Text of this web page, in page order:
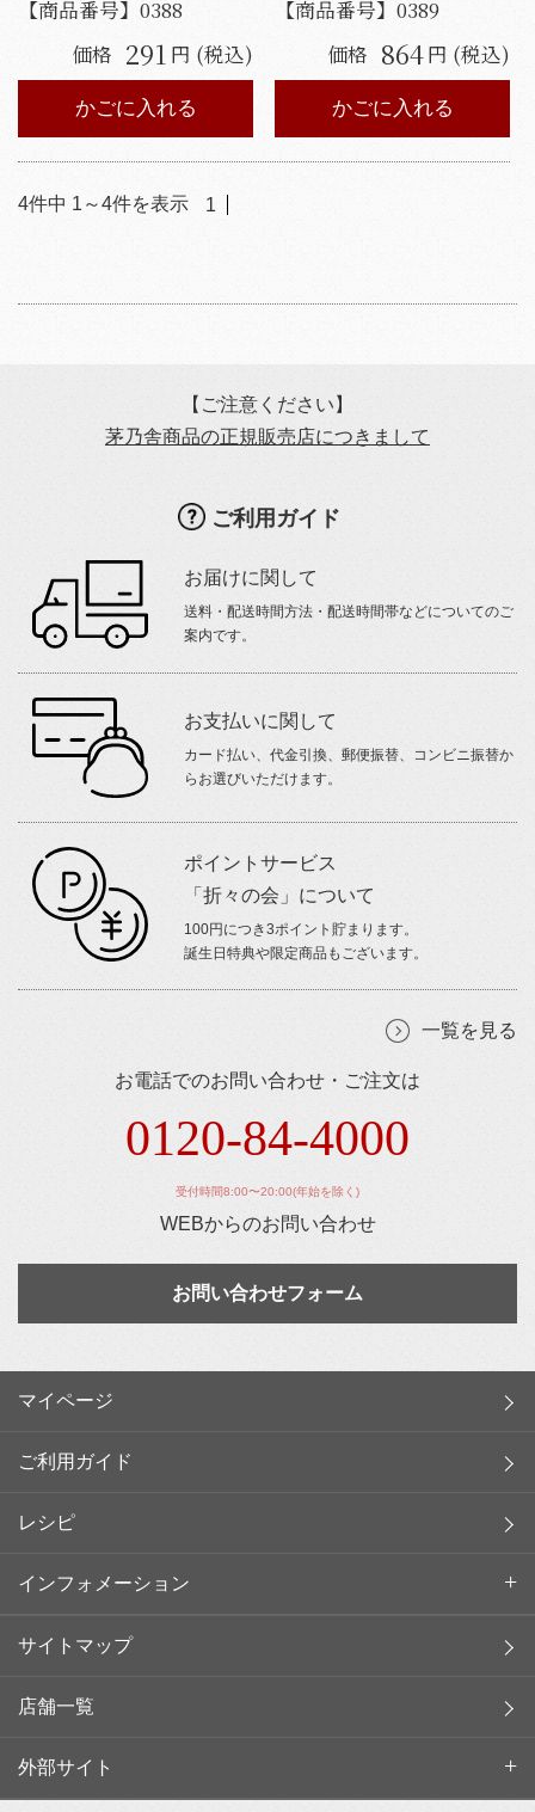
【商品番号】 0388
価格 291 円 (税込)
かごに入れる
【商品番号】0389
価格 864円 (税込)
かごに入れる
4件中 1 ～4件を表示 1
【ご注意ください】
茅乃舎商品の正規販売店につきまして
ご利用ガイド
お届けに関して
送料・配送時間方法・配送時間帯などについてのご
案内です。
お支払いに関して
カード払い、代金引換、郵便振替、コンビニ振替か
らお選びいただけます。
ポイントサービス
「折々の会」について
100円につき3ポイント貯まります。
誕生日特典や限定商品もございます。
一覧を見る
お電話でのお問い合わせ・ご注文は
0120-84-4000
受付時間8:00〜20:00(年始を除く)
WEBからのお問い合わせ
お問い合わせフォーム
マイページ
ご利用ガイド
レシピ
インフォメーション
サイトマップ
店舗一覧
外部サイト